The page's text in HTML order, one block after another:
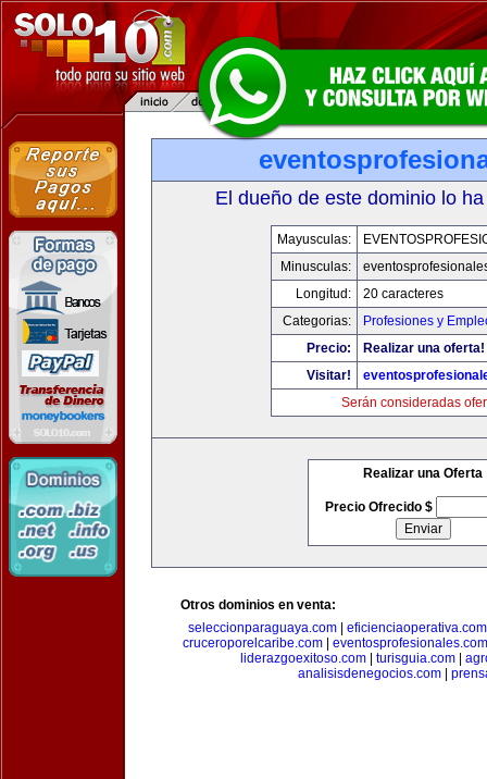
El dueño de este dominio lo
Mayusculas:
Minusculas:
Longitud:
20 caracteres
Categorias:
Profesiones y
Precio:
Realizar una oferta!
Visitar!
Serán consideradas
Realizar una Oferta
Precio Ofrecido $
Otros dominios en venta:
seleccionparaguaya.com
eficienciaoperativa.com
cruceroporelcaribe.com| eventosprofesionales.com
liderazgoexitoso.com| turisguia.com|
analisisdenegocios.com|